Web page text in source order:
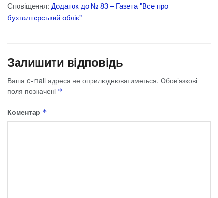
Сповіщення: Додаток до № 83 – Газета "Все про
бухгалтерський облік"
Залишити відповідь
Ваша e-mail адреса не оприлюднюватиметься. Обов’язкові
поля позначені *
Коментар *